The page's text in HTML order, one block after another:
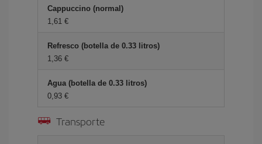
Cappuccino (normal)
1,61 €
Refresco (botella de 0.33 litros)
1,36 €
Agua (botella de 0.33 litros)
0,93 €
Transporte